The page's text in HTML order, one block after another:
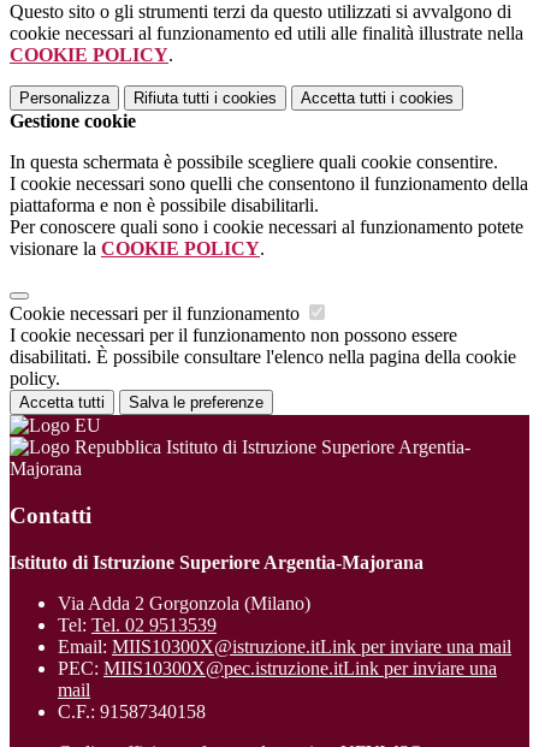
Questo sito o gli strumenti terzi da questo utilizzati si avvalgono di
cookie necessari al funzionamento ed utili alle finalità illustrate nella
COOKIE POLICY.
Personalizza Rifiuta tutti i cookies Accetta tutti i cookies
Gestione cookie
In questa schermata è possibile scegliere quali cookie consentire.
I cookie necessari sono quelli che consentono il funzionamento della
piattaforma e non è possibile disabilitarli.
Per conoscere quali sono i cookie necessari al funzionamento potete
visionare la COOKIE POLICY.
Cookie necessari per il funzionamento
I cookie necessari per il funzionamento non possono essere
disabilitati. È possibile consultare l'elenco nella pagina della cookie
policy.
Accetta tutti Salva le preferenze
Istituto di Istruzione Superiore Argentia-
Majorana
Contatti
Istituto di Istruzione Superiore Argentia-Majorana
Via Adda 2 Gorgonzola (Milano)
Tel: Tel. 02 9513539
Email: MIIS10300X@istruzione.itLink per inviare una mail
PEC: MIIS10300X@pec.istruzione.itLink per inviare una
mail
C.F.: 91587340158